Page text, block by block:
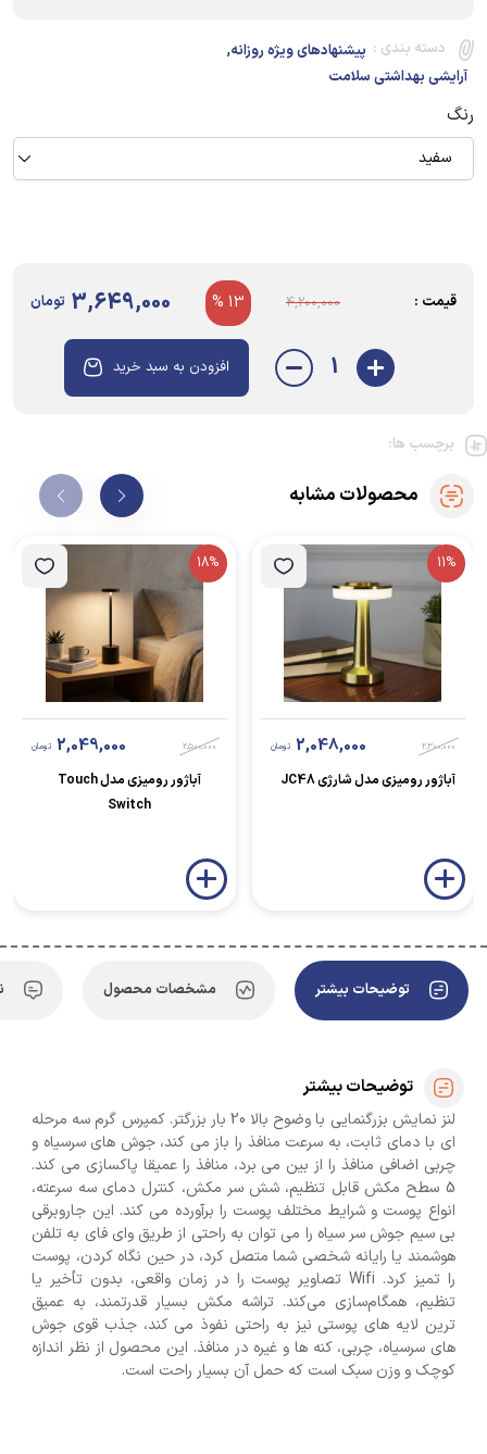
دسته بندی : پیشنهادهای ویژه روزانه,
آرایشی بهداشتی سلامت
رنگ
سفید
قیمت : 4,200,000
13 %
3,649,000 تومان
1 افزودن به سبد خرید
برچسب ها:
محصولات مشابه
11%
2,300,000
2,048,000 تومان
آباژور رومیزی مدل شارژی JC48
18%
2,500,000
2,049,000 تومان
آباژور رومیزی مدل Touch
Switch
توضیحات بیشتر مشخصات محصول
توضیحات بیشتر
لنز نمایش بزرگنمایی با وضوح بالا 20 بار بزرگتر. کمپرس گرم سه مرحله
ای با دمای ثابت، به سرعت منافذ را باز می کند، جوش های سرسیاه و
چربی اضافی منافذ را از بین می برد، منافذ را عمیقا پاکسازی می کند.
5 سطح مکش قابل تنظیم، شش سر مکش، کنترل دمای سه سرعته،
انواع پوست و شرایط مختلف پوست را برآورده می کند. این جاروبرقی
بی سیم جوش سر سیاه را می توان به راحتی از طریق وای فای به تلفن
هوشمند یا رایانه شخصی شما متصل کرد، در حین نگاه کردن، پوست
را تمیز کرد. Wifi تصاویر پوست را در زمان واقعی، بدون تأخیر یا
تنظیم، همگام‌سازی می‌کند. تراشه مکش بسیار قدرتمند، به عمیق
ترین لایه های پوستی نیز به راحتی نفوذ می کند، جذب قوی جوش
های سرسیاه، چربی، کنه ها و غیره در منافذ. این محصول از نظر اندازه
کوچک و وزن سبک است که حمل آن بسیار راحت است.